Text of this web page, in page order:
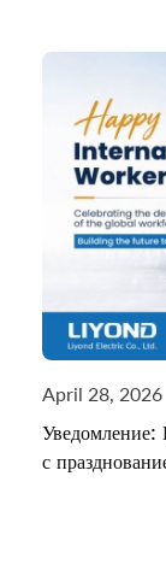
April 28, 2026
с